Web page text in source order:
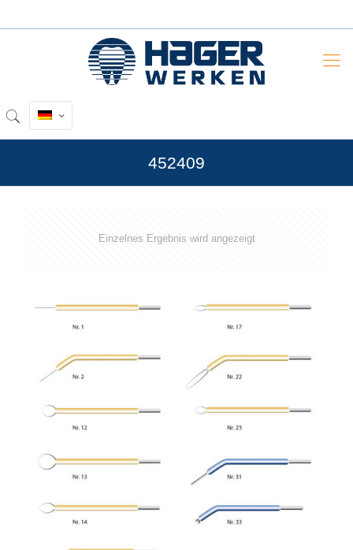
452409
Einzelnes Ergebnis wird angezeigt